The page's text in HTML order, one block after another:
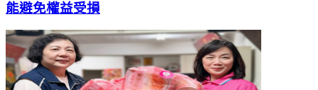
能避免權益受損